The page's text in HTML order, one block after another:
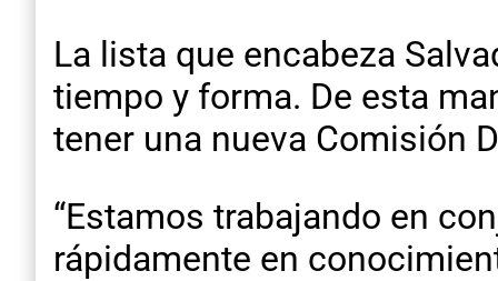
La lista que encabeza
tiempo y forma. De esta
tener una nueva Comisión
“Estamos trabajando en
rápidamente en